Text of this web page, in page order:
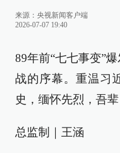
来源：央视新闻客户端
2026-07-07 19:40
89年前“七七事变”
战的序幕。重温习
史，缅怀先烈，吾辈
总监制｜王涵